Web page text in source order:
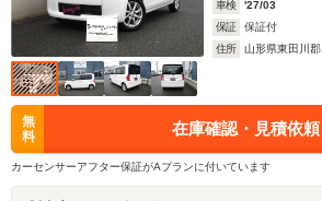
車検
'27/03
保証
保証付
住所
山形県東田川郡
無
料
在庫確認・見積依頼
カーセンサーアフター保証がAプランに付いています